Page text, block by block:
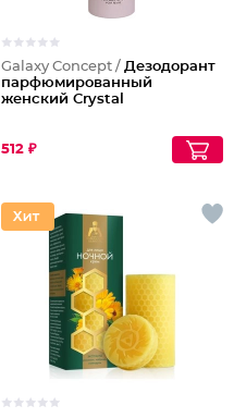
Galaxy Concept / Дезодорант
парфюмированный
женский Crystal
512 ₽